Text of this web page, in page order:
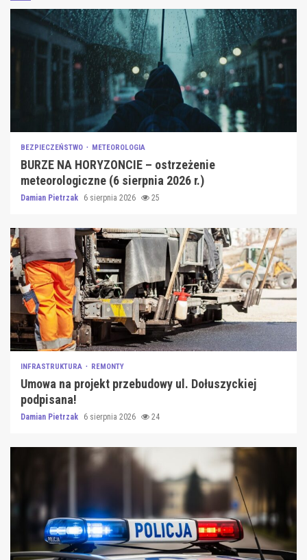
BEZPIECZEŃSTWO METEOROLOGIA
BURZE NA HORYZONCIE – ostrzeżenie
meteorologiczne (6 sierpnia 2026 r.)
Damian Pietrzak 6 sierpnia 2026 25
INFRASTRUKTURA REMONTY
Umowa na projekt przebudowy ul. Dołuszyckiej
podpisana!
Damian Pietrzak 6 sierpnia 2026 24